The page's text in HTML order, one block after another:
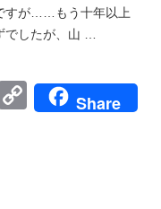
すが……もう十年以上
したが、山 …
EmailCopyShare